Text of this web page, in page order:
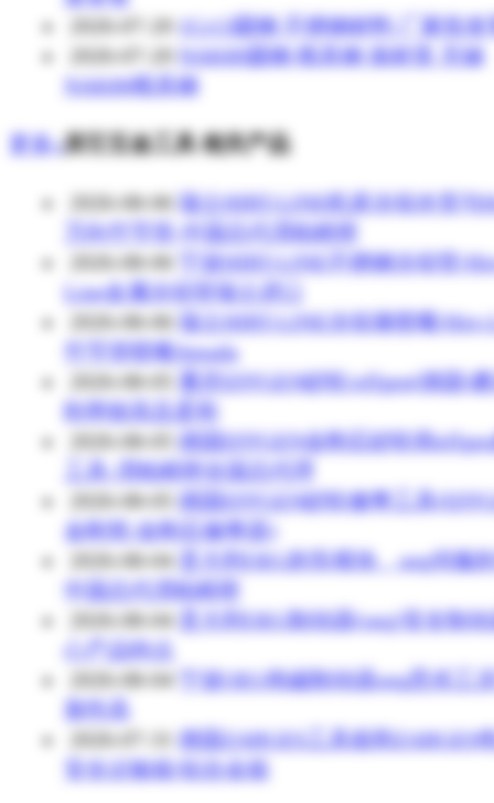
1Cr13圆钢 不锈钢材料 厂家批发
NAK80圆钢 模具钢 保材质 无锡
NAK80模具钢
更多»其它五金工具 相关产品
2026-08-06
瑞士HIRT-LINE机床冷却水管与
万向竹节管-中国总代渭柏精密
2026-08-06
宁波HIRT-LINE不锈钢冷却管/
Line金属冷却管瑞士进口
2026-08-06
瑞士HIRT-LINE冷却液喷嘴/Hirt-
竹节管喷嘴Amada
2026-08-05
重庆EFFGEN砂轮/effgen(德国)
削率较高且柔和
2026-08-05
德国EFFGEN金刚石砂轮和
工具-渭柏精密全国总代理
2026-08-05
德国EFFGEN砂轮修整工具
金刚笔/金刚石修整器)
2026-08-04
意大利OEG刹车模块、oeg伺服
中国总代渭柏精密
2026-08-04
意大利OEG制动器(oeg)安全制
心产品特点
2026-08-04
宁波OEG电磁制动器oeg恶劣工
靠性高
德国ZARGES工具箱和ZARGES
安全运输箱/铝合金箱